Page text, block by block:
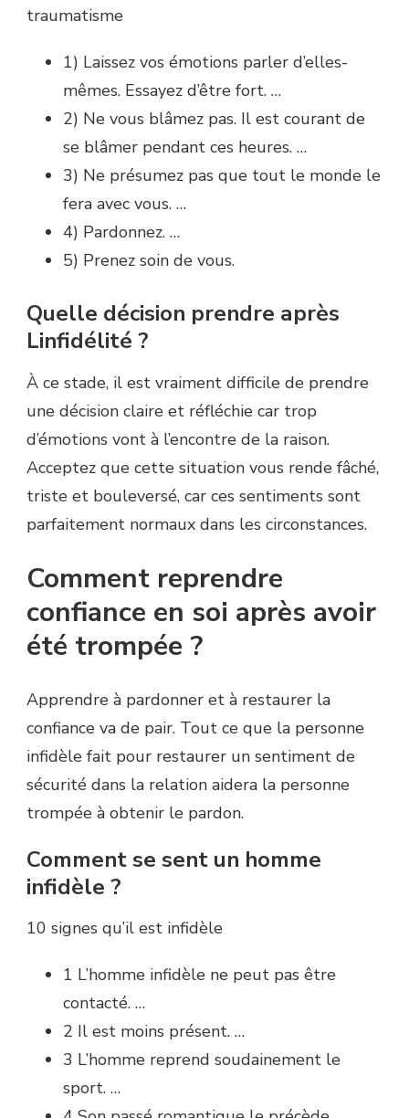
traumatisme
1) Laissez vos émotions parler d’elles-
mêmes. Essayez d’être fort. …
2) Ne vous blâmez pas. Il est courant de
se blâmer pendant ces heures. …
3) Ne présumez pas que tout le monde le
fera avec vous. …
4) Pardonnez. …
5) Prenez soin de vous.
Quelle décision prendre après
Linfidélité ?
À ce stade, il est vraiment difficile de prendre
une décision claire et réfléchie car trop
d’émotions vont à l’encontre de la raison.
Acceptez que cette situation vous rende fâché,
triste et bouleversé, car ces sentiments sont
parfaitement normaux dans les circonstances.
Comment reprendre
confiance en soi après avoir
été trompée ?
Apprendre à pardonner et à restaurer la
confiance va de pair. Tout ce que la personne
infidèle fait pour restaurer un sentiment de
sécurité dans la relation aidera la personne
trompée à obtenir le pardon.
Comment se sent un homme
infidèle ?
10 signes qu’il est infidèle
1 L’homme infidèle ne peut pas être
contacté. …
2 Il est moins présent. …
3 L’homme reprend soudainement le
sport. …